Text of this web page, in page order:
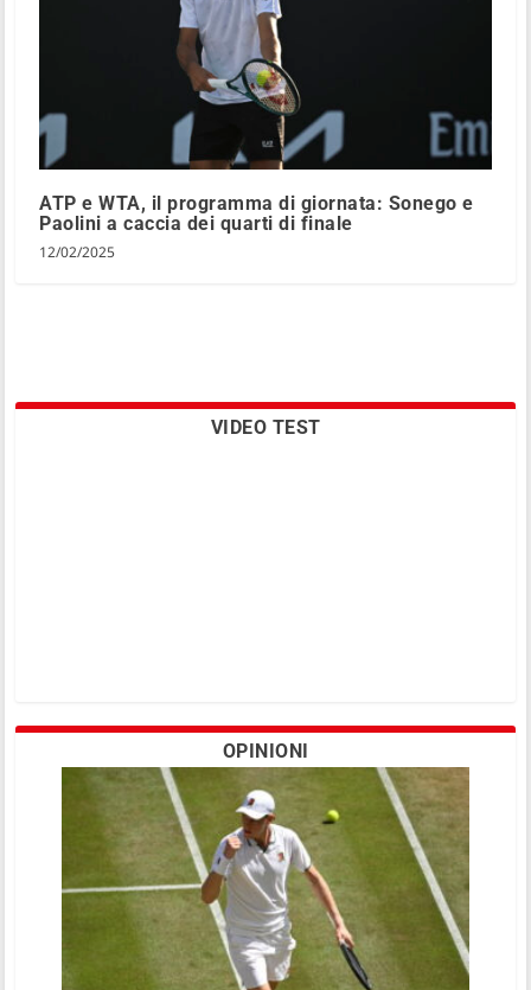
ATP e WTA, il programma di giornata: Sonego e
Paolini a caccia dei quarti di finale
12/02/2025
VIDEO TEST
OPINIONI